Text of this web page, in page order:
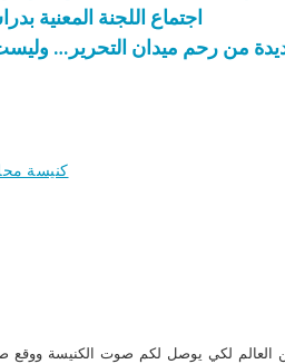
اجتماع اللجنة المعنية
من رحم ميدان التحرير…
كنيسة
العالم لكي يوصل لكم صوت الكنيسة ووقع